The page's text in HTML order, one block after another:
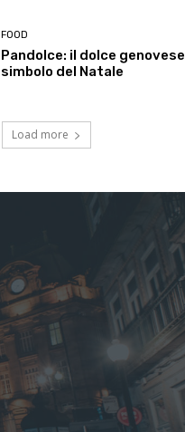
FOOD
Pandolce: il dolce genovese
simbolo del Natale
Load more